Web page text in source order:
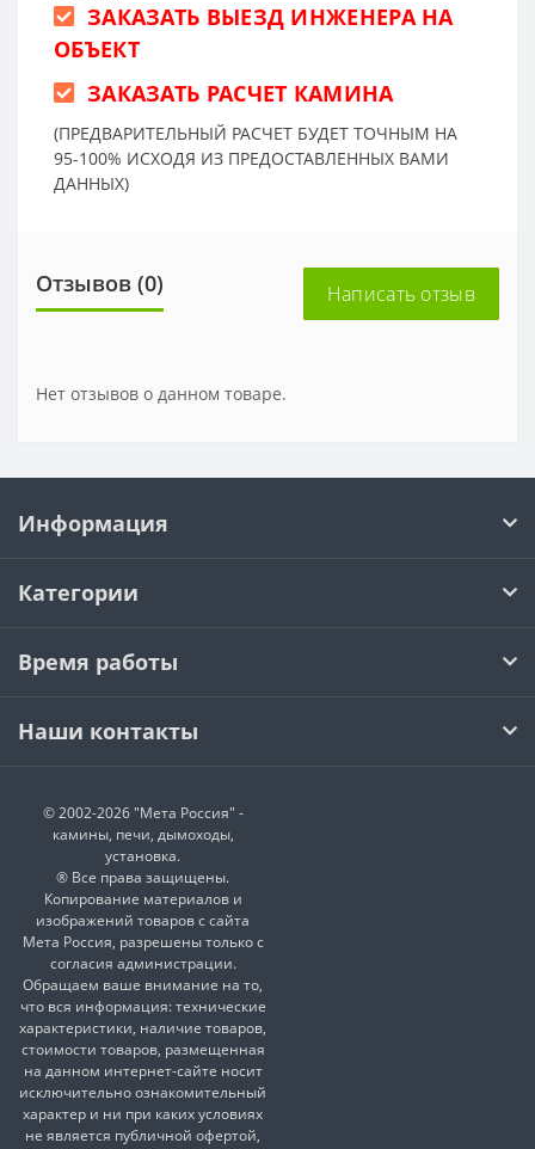
ЗАКАЗАТЬ ВЫЕЗД ИНЖЕНЕРА НА
ОБЪЕКТ
ЗАКАЗАТЬ РАСЧЕТ КАМИНА
(ПРЕДВАРИТЕЛЬНЫЙ РАСЧЕТ БУДЕТ ТОЧНЫМ НА
95-100% ИСХОДЯ ИЗ ПРЕДОСТАВЛЕННЫХ ВАМИ
ДАННЫХ)
Отзывов (0) Написать отзыв
Нет отзывов о данном товаре.
Информация
Категории
Время работы
Наши контакты
© 2002-2026 "Мета Россия" -
камины, печи, дымоходы,
установка.
® Все права защищены.
Копирование материалов и
изображений товаров с сайта
Мета Россия, разрешены только с
согласия администрации.
Обращаем ваше внимание на то,
что вся информация: технические
характеристики, наличие товаров,
стоимости товаров, размещенная
на данном интернет-сайте носит
исключительно ознакомительный
характер и ни при каких условиях
не является публичной офертой,